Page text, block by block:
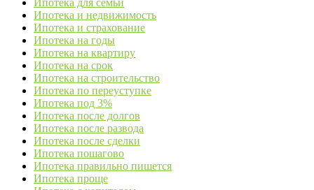
Ипотека для семьи
Ипотека и недвижимость
Ипотека и страхование
Ипотека на годы
Ипотека на квартиру
Ипотека на срок
Ипотека на строительство
Ипотека по переуступке
Ипотека под 3%
Ипотека после долгов
Ипотека после развода
Ипотека после сделки
Ипотека пошагово
Ипотека правильно пишется
Ипотека проще